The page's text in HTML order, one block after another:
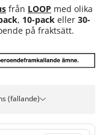
från LOOP med olika
, 10-packeller 30-
på fraktsätt.
(fallande)